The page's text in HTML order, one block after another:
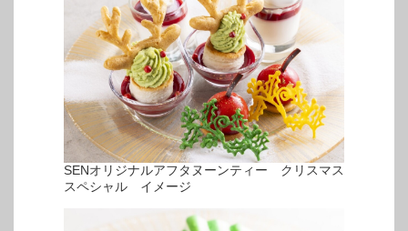
SENオリジナルアフタヌーンティー クリスマス
スペシャル イメージ